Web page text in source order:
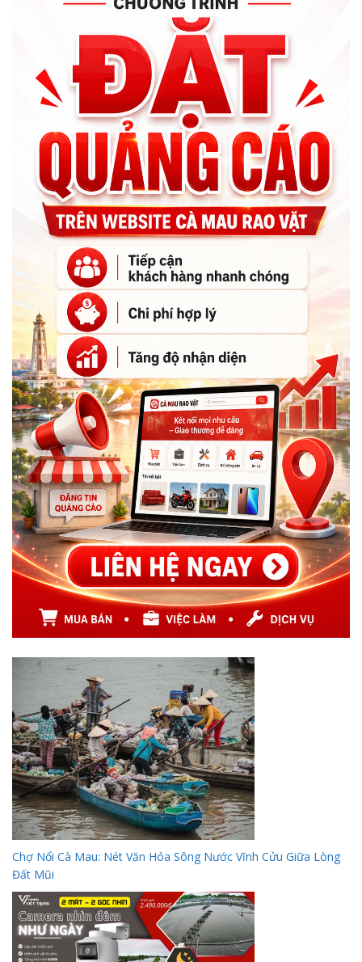
Chợ Nổi Cà Mau: Nét Văn Hóa Sông Nước Vĩnh Cửu Giữa Lòng
Đất Mũi